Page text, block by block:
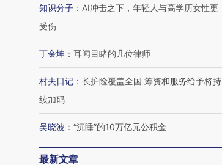
知识分子 ： AI冲击之下，年轻人与高学历女性更
受伤
丁金坤 ： 耳闻目睹的几位律师
村夫日记 ： 长护险覆盖全国 筹资和服务给予将持
续加码
吴晓波 ： “沉睡”的10万亿元公积金
最新文章